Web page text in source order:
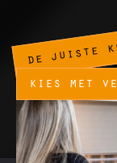
kies met
de juiste